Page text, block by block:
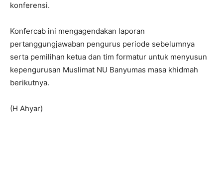
konferensi.
Konfercab ini mengagendakan laporan
pertanggungjawaban pengurus periode sebelumnya
serta pemilihan ketua dan tim formatur untuk menyusun
kepengurusan Muslimat NU Banyumas masa khidmah
berikutnya.
(H Ahyar)